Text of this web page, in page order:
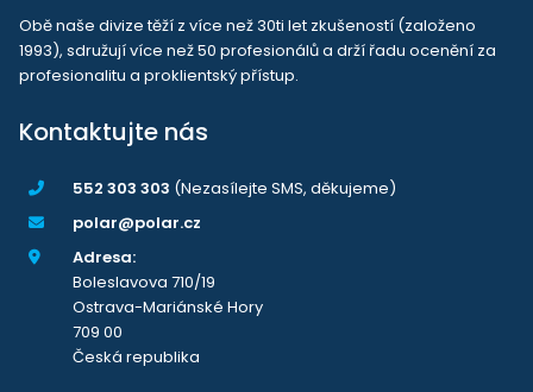
Obě naše divize těží z více než 30ti let zkušeností (založeno
1993), sdružují více než 50 profesionálů a drží řadu ocenění za
profesionalitu a proklientský přístup.
Kontaktujte nás
552 303 303 (Nezasílejte SMS, děkujeme)
polar@polar.cz
Adresa:
Boleslavova 710/19
Ostrava-Mariánské Hory
709 00
Česká republika